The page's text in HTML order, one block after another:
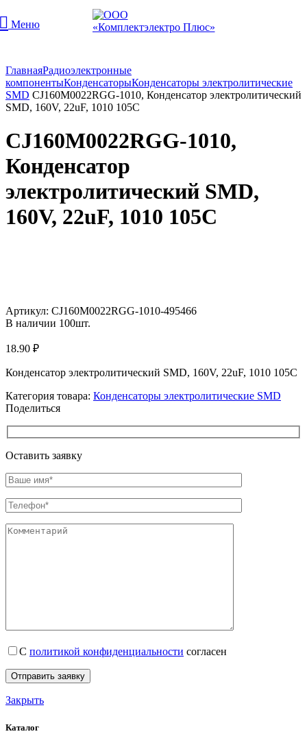
Меню
ГлавнаяРадиоэлектронные
компонентыКонденсаторыКонденсаторы электролитические
SMD CJ160M0022RGG-1010, Конденсатор электролитический
SMD, 160V, 22uF, 1010 105C
CJ160M0022RGG-1010,
Конденсатор
электролитический SMD,
160V, 22uF, 1010 105C
Артикул: CJ160M0022RGG-1010-495466
В наличии 100шт.
18.90 ₽
Конденсатор электролитический SMD, 160V, 22uF, 1010 105C
Категория товара: Конденсаторы электролитические SMD
Поделиться
Оставить заявку
С политикой конфиденциальности согласен
Закрыть
Каталог